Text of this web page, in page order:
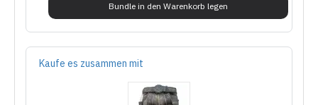
Bundle in den Warenkorb legen
Kaufe es zusammen mit